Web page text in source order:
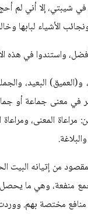
شيبتي، إلا أني لم
الأشياء لبابها
واستندوا في هذه
البعيد،
في معنى جماعة أو
المعنى، ومراعاة
من إتيانه البيت
منفعة، وهي ما
مختصة بهم. ووردت